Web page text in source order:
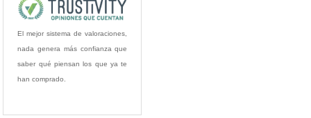
El mejor sistema de valoraciones,
nada genera más confianza que
saber qué piensan los que ya te
han comprado.